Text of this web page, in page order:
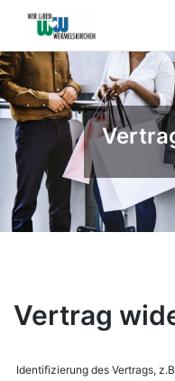
Vertrag
Identifizierung des Vertrags,